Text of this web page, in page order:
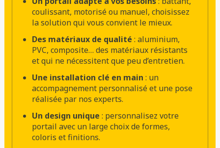
coulissant, motorisé ou manuel, choisissez
la solution qui vous convient le mieux.
Des matériaux de qualité : aluminium,
PVC, composite… des matériaux résistants
et qui ne nécessitent que peu d’entretien.
Une installation clé en main : un
accompagnement personnalisé et une pose
réalisée par nos experts.
Un design unique : personnalisez votre
portail avec un large choix de formes,
coloris et finitions.